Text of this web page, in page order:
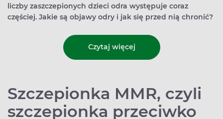
liczby zaszczepionych dzieci odra występuje coraz
częściej. Jakie są objawy odry i jak się przed nią chronić?
Czytaj więcej
Szczepionka MMR, czyli
szczepionka przeciwko